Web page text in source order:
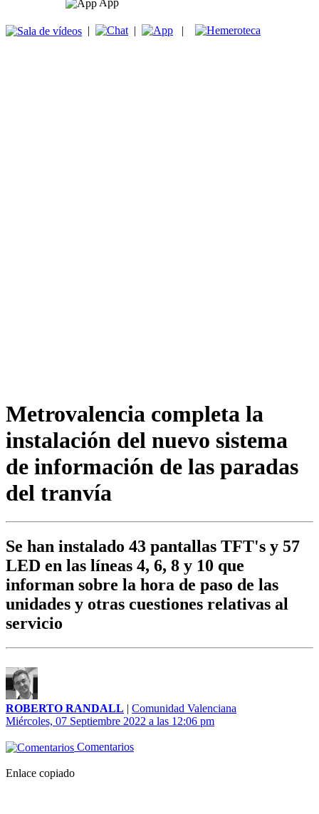
App
| | |
Metrovalencia completa la
instalación del nuevo sistema
de información de las paradas
del tranvía
Se han instalado 43 pantallas TFT's y 57
LED en las líneas 4, 6, 8 y 10 que
informan sobre la hora de paso de las
unidades y otras cuestiones relativas al
servicio
ROBERTO RANDALL | Comunidad Valenciana
Miércoles, 07 Septiembre 2022 a las 12:06 pm
Comentarios
Enlace copiado